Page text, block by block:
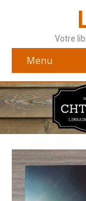
Votre
Menu